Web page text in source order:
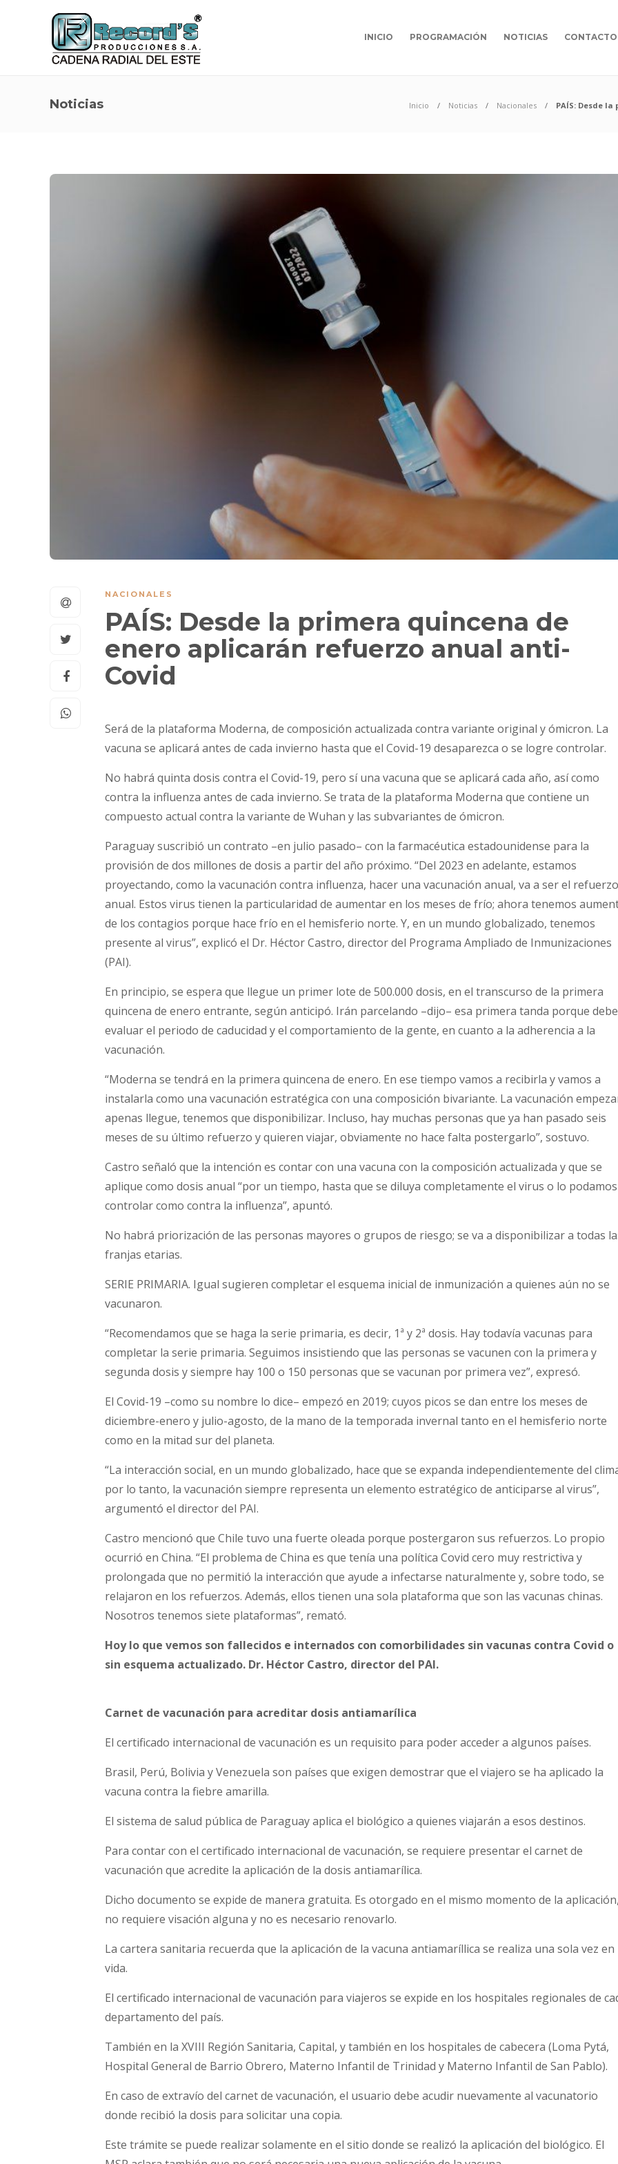
INICIO PROGRAMACIÓN NOTICIAS CONTACTO
Noticias Inicio Noticias Nacionales PAÍS: Desde
NACIONALES
PAÍS: Desde la primera quincena de
enero aplicarán refuerzo anual anti-
Covid
Será de la plataforma Moderna, de composición actualizada contra variante original y ómicron. La
vacuna se aplicará antes de cada invierno hasta que el Covid-19 desaparezca o se logre controlar.
No habrá quinta dosis contra el Covid-19, pero sí una vacuna que se aplicará cada año, así como
contra la influenza antes de cada invierno. Se trata de la plataforma Moderna que contiene un
compuesto actual contra la variante de Wuhan y las subvariantes de ómicron.
Paraguay suscribió un contrato –en julio pasado– con la farmacéutica estadounidense para la
provisión de dos millones de dosis a partir del año próximo. “Del 2023 en adelante, estamos
proyectando, como la vacunación contra influenza, hacer una vacunación anual, va a ser el refuerzo
anual. Estos virus tienen la particularidad de aumentar en los meses de frío; ahora tenemos
de los contagios porque hace frío en el hemisferio norte. Y, en un mundo globalizado, tenemos
presente al virus”, explicó el Dr. Héctor Castro, director del Programa Ampliado de Inmunizaciones
(PAI).
En principio, se espera que llegue un primer lote de 500.000 dosis, en el transcurso de la primera
quincena de enero entrante, según anticipó. Irán parcelando –dijo– esa primera tanda porque
evaluar el periodo de caducidad y el comportamiento de la gente, en cuanto a la adherencia a la
vacunación.
“Moderna se tendrá en la primera quincena de enero. En ese tiempo vamos a recibirla y vamos a
instalarla como una vacunación estratégica con una composición bivariante. La vacunación
apenas llegue, tenemos que disponibilizar. Incluso, hay muchas personas que ya han pasado seis
meses de su último refuerzo y quieren viajar, obviamente no hace falta postergarlo”, sostuvo.
Castro señaló que la intención es contar con una vacuna con la composición actualizada y que se
aplique como dosis anual “por un tiempo, hasta que se diluya completamente el virus o lo podamos
controlar como contra la influenza”, apuntó.
No habrá priorización de las personas mayores o grupos de riesgo; se va a disponibilizar a todas
franjas etarias.
SERIE PRIMARIA. Igual sugieren completar el esquema inicial de inmunización a quienes aún no se
vacunaron.
“Recomendamos que se haga la serie primaria, es decir, 1ª y 2ª dosis. Hay todavía vacunas para
completar la serie primaria. Seguimos insistiendo que las personas se vacunen con la primera y
segunda dosis y siempre hay 100 o 150 personas que se vacunan por primera vez”, expresó.
El Covid-19 –como su nombre lo dice– empezó en 2019; cuyos picos se dan entre los meses de
diciembre-enero y julio-agosto, de la mano de la temporada invernal tanto en el hemisferio norte
como en la mitad sur del planeta.
“La interacción social, en un mundo globalizado, hace que se expanda independientemente del
por lo tanto, la vacunación siempre representa un elemento estratégico de anticiparse al virus”,
argumentó el director del PAI.
Castro mencionó que Chile tuvo una fuerte oleada porque postergaron sus refuerzos. Lo propio
ocurrió en China. “El problema de China es que tenía una política Covid cero muy restrictiva y
prolongada que no permitió la interacción que ayude a infectarse naturalmente y, sobre todo, se
relajaron en los refuerzos. Además, ellos tienen una sola plataforma que son las vacunas chinas.
Nosotros tenemos siete plataformas”, remató.
Hoy lo que vemos son fallecidos e internados con comorbilidades sin vacunas contra Covid o
sin esquema actualizado. Dr. Héctor Castro, director del PAI.
Carnet de vacunación para acreditar dosis antiamarílica
El certificado internacional de vacunación es un requisito para poder acceder a algunos países.
Brasil, Perú, Bolivia y Venezuela son países que exigen demostrar que el viajero se ha aplicado la
vacuna contra la fiebre amarilla.
El sistema de salud pública de Paraguay aplica el biológico a quienes viajarán a esos destinos.
Para contar con el certificado internacional de vacunación, se requiere presentar el carnet de
vacunación que acredite la aplicación de la dosis antiamarílica.
Dicho documento se expide de manera gratuita. Es otorgado en el mismo momento de la
no requiere visación alguna y no es necesario renovarlo.
La cartera sanitaria recuerda que la aplicación de la vacuna antiamaríllica se realiza una sola vez en
vida.
El certificado internacional de vacunación para viajeros se expide en los hospitales regionales de
departamento del país.
También en la XVIII Región Sanitaria, Capital, y también en los hospitales de cabecera (Loma Pytá,
Hospital General de Barrio Obrero, Materno Infantil de Trinidad y Materno Infantil de San Pablo).
En caso de extravío del carnet de vacunación, el usuario debe acudir nuevamente al vacunatorio
donde recibió la dosis para solicitar una copia.
Este trámite se puede realizar solamente en el sitio donde se realizó la aplicación del biológico. El